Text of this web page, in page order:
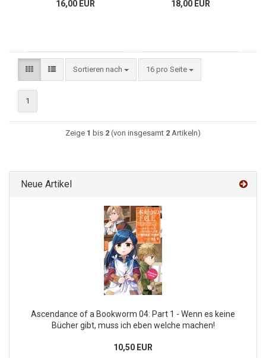
16,00 EUR 18,00 EUR
Sortieren nach 16 pro Seite
1
Zeige 1 bis 2 (von insgesamt 2 Artikeln)
Neue Artikel
Ascendance of a Bookworm 04: Part 1 - Wenn es keine
Bücher gibt, muss ich eben welche machen!
10,50 EUR